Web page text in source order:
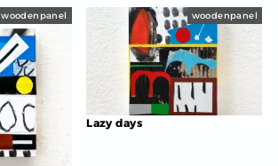
woodenpanel woodenpanel
Lazy days